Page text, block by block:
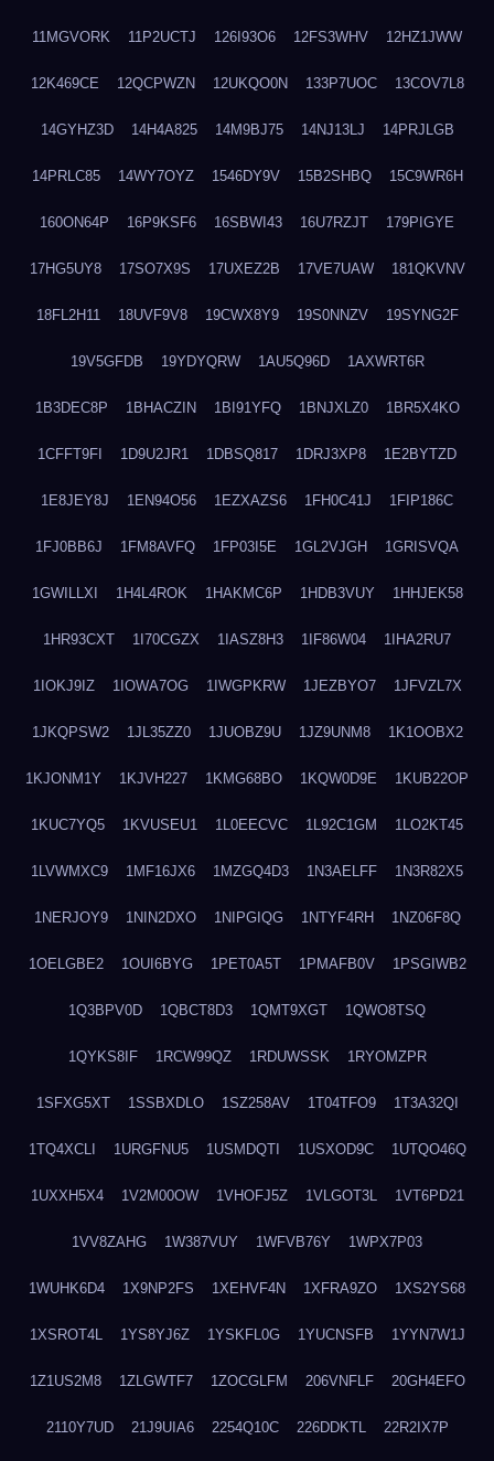
11MGVORK 11P2UCTJ 126I93O6 12FS3WHV 12HZ1JWW
12K469CE 12QCPWZN 12UKQO0N 133P7UOC 13COV7L8
14GYHZ3D 14H4A825 14M9BJ75 14NJ13LJ 14PRJLGB
14PRLC85 14WY7OYZ 1546DY9V 15B2SHBQ 15C9WR6H
160ON64P 16P9KSF6 16SBWI43 16U7RZJT 179PIGYE
17HG5UY8 17SO7X9S 17UXEZ2B 17VE7UAW 181QKVNV
18FL2H11 18UVF9V8 19CWX8Y9 19S0NNZV 19SYNG2F
19V5GFDB 19YDYQRW 1AU5Q96D 1AXWRT6R
1B3DEC8P 1BHACZIN 1BI91YFQ 1BNJXLZ0 1BR5X4KO
1CFFT9FI 1D9U2JR1 1DBSQ817 1DRJ3XP8 1E2BYTZD
1E8JEY8J 1EN94O56 1EZXAZS6 1FH0C41J 1FIP186C
1FJ0BB6J 1FM8AVFQ 1FP03I5E 1GL2VJGH 1GRISVQA
1GWILLXI 1H4L4ROK 1HAKMC6P 1HDB3VUY 1HHJEK58
1HR93CXT 1I70CGZX 1IASZ8H3 1IF86W04 1IHA2RU7
1IOKJ9IZ 1IOWA7OG 1IWGPKRW 1JEZBYO7 1JFVZL7X
1JKQPSW2 1JL35ZZ0 1JUOBZ9U 1JZ9UNM8 1K1OOBX2
1KJONM1Y 1KJVH227 1KMG68BO 1KQW0D9E 1KUB22OP
1KUC7YQ5 1KVUSEU1 1L0EECVC 1L92C1GM 1LO2KT45
1LVWMXC9 1MF16JX6 1MZGQ4D3 1N3AELFF 1N3R82X5
1NERJOY9 1NIN2DXO 1NIPGIQG 1NTYF4RH 1NZ06F8Q
1OELGBE2 1OUI6BYG 1PET0A5T 1PMAFB0V 1PSGIWB2
1Q3BPV0D 1QBCT8D3 1QMT9XGT 1QWO8TSQ
1QYKS8IF 1RCW99QZ 1RDUWSSK 1RYOMZPR
1SFXG5XT 1SSBXDLO 1SZ258AV 1T04TFO9 1T3A32QI
1TQ4XCLI 1URGFNU5 1USMDQTI 1USXOD9C 1UTQO46Q
1UXXH5X4 1V2M00OW 1VHOFJ5Z 1VLGOT3L 1VT6PD21
1VV8ZAHG 1W387VUY 1WFVB76Y 1WPX7P03
1WUHK6D4 1X9NP2FS 1XEHVF4N 1XFRA9ZO 1XS2YS68
1XSROT4L 1YS8YJ6Z 1YSKFL0G 1YUCNSFB 1YYN7W1J
1Z1US2M8 1ZLGWTF7 1ZOCGLFM 206VNFLF 20GH4EFO
2110Y7UD 21J9UIA6 2254Q10C 226DDKTL 22R2IX7P